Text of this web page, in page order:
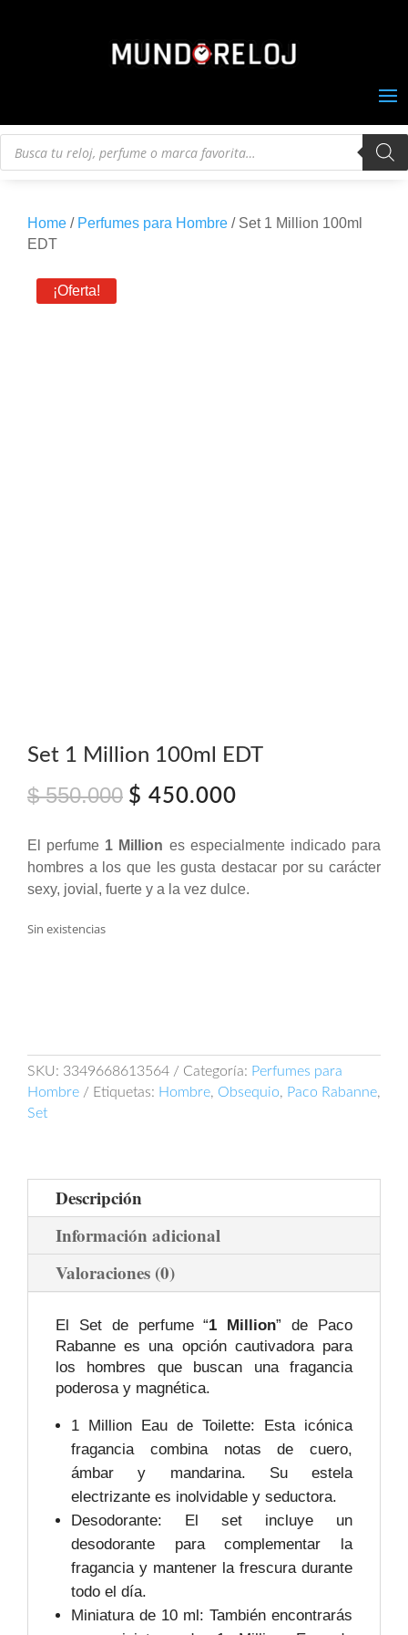
Búsqueda
Home / Perfumes para Hombre / Set 1 Million 100ml
EDT
¡Oferta!
Set 1 Million 100ml EDT
$550.000 El
original
era:
$ 550.000.
$ 450.000
actual
es:
$ 450.000.
El perfume 1 Million es especialmente indicado para
hombres a los que les gusta destacar por su carácter
sexy, jovial, fuerte y a la vez dulce.
Sin existencias
SKU: 3349668613564 Categoría: Perfumes para
Hombre
Etiquetas: Hombre, Obsequio, Paco Rabanne,
Set
Descripción
Información adicional
Valoraciones (0)
El Set de perfume “1 Million” de Paco
Rabanne es una opción cautivadora para
los hombres que buscan una fragancia
poderosa y magnética.
1 Million Eau de Toilette: Esta icónica
fragancia combina notas de cuero,
ámbar y mandarina. Su estela
electrizante es inolvidable y seductora.
Desodorante: El set incluye un
desodorante para complementar la
fragancia y mantener la frescura durante
todo el día.
Miniatura de 10 ml: También encontrarás